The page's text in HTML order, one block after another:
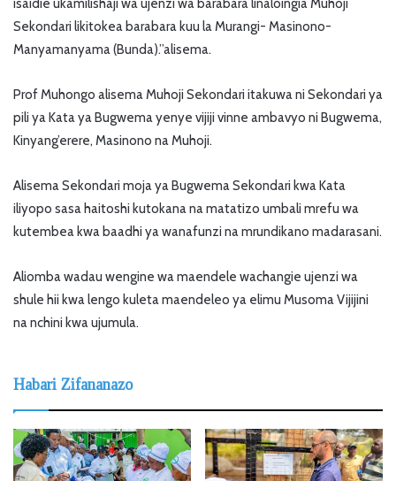
isaidie ukamilishaji wa ujenzi wa barabara linaloingia Muhoji
Sekondari likitokea barabara kuu la Murangi- Masinono-
Manyamanyama (Bunda).”alisema.
Prof Muhongo alisema Muhoji Sekondari itakuwa ni Sekondari ya
pili ya Kata ya Bugwema yenye vijiji vinne ambavyo ni Bugwema,
Kinyang’erere, Masinono na Muhoji.
Alisema Sekondari moja ya Bugwema Sekondari kwa Kata
iliyopo sasa haitoshi kutokana na matatizo umbali mrefu wa
kutembea kwa baadhi ya wanafunzi na mrundikano madarasani.
Aliomba wadau wengine wa maendele wachangie ujenzi wa
shule hii kwa lengo kuleta maendeleo ya elimu Musoma Vijijini
na nchini kwa ujumula.
Habari Zifananazo